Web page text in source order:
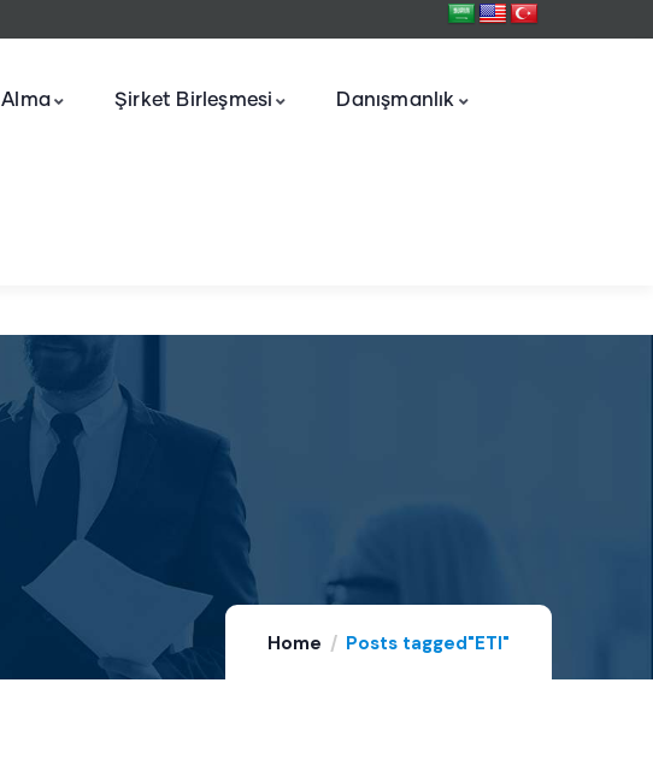
Şirket Birleşmesi Danışmanlık
Home Posts tagged"ETI"